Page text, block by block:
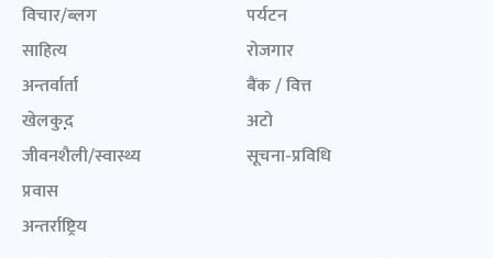
विचार/ब्लग
साहित्य
अन्तर्वार्ता
खेलकुद़़
जीवनशैली/स्वास्थ्य
प्रवास
अन्तर्राष्ट्रिय
पर्यटन
रोजगार
बैंक / वित्त
अटो
सूचना-प्रविधि